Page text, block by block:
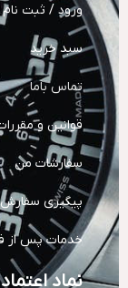
ورود / ثبت نام
سبد خرید
تماس باما
قوانین و
سفارشات من
پیگیری سفارش
خدمات پس از
نماد